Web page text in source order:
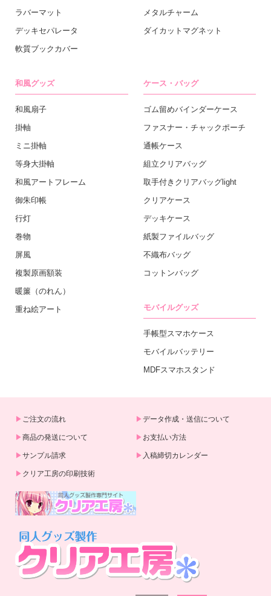
和風グッズ
和風扇子
掛軸
ミニ掛軸
等身大掛軸
和風アートフレーム
御朱印帳
行灯
巻物
屏風
複製原画額装
暖簾（のれん）
重ね絵アート
ケース・バッグ
ゴム留めバインダーケース
ファスナー・チャックポーチ
通帳ケース
組立クリアバッグ
取手付きクリアバッグlight
クリアケース
デッキケース
紙製ファイルバッグ
不織布バッグ
コットンバッグ
モバイルグッズ
手帳型スマホケース
モバイルバッテリー
MDFスマホスタンド
ラバーマット
デッキセパレータ
軟質ブックカバー
メタルチャーム
ダイカットマグネット
ご注文の流れ
商品の発送について
サンプル請求
クリア工房の印刷技術
データ作成・送信について
お支払い方法
入稿締切カレンダー